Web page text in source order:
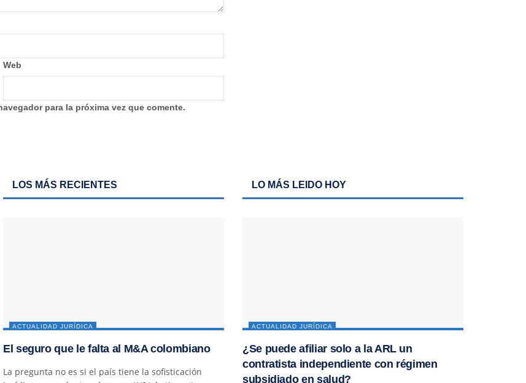
Web
para la próxima vez que comente.
LOS MÁS RECIENTES
ACTUALIDAD JURÍDICA
El seguro que le falta al M&A colombiano
La pregunta no es si el país tiene la sofisticación
LO MÁS LEIDO HOY
ACTUALIDAD JURÍDICA
¿Se puede afiliar solo a la ARL un
contratista independiente con régimen
subsidiado en salud?